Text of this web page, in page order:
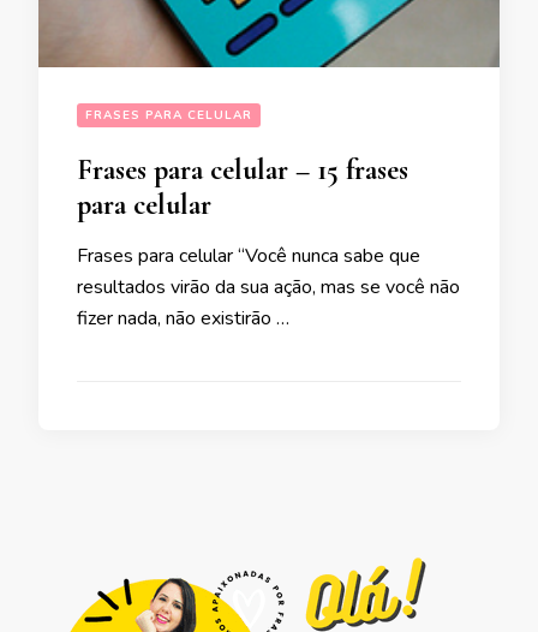
FRASES PARA CELULAR
Frases para celular – 15 frases
para celular
Frases para celular “Você nunca sabe que
resultados virão da sua ação, mas se você não
fizer nada, não existirão …